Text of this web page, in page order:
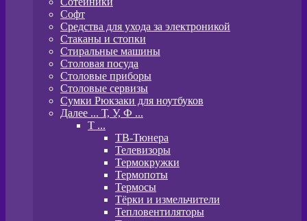
Софт
Средства для ухода за электроникой
Стаканы и стопки
Стиральные машины
Столовая посуда
Столовые приборы
Столовые сервизы
Сумки Рюкзаки для ноутбуков
Далее ... Т, У, Ф ...
T ...
ТВ-Тюнера
Телевизоры
Термокружки
Термопоты
Термосы
Тёрки и измельчители
Тепловентиляторы